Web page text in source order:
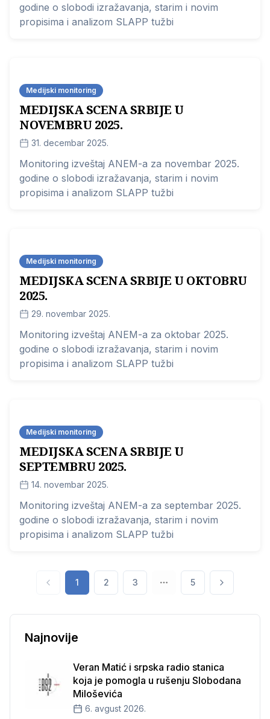
godine o slobodi izražavanja, starim i novim
propisima i analizom SLAPP tužbi
Medijski monitoring
MEDIJSKA SCENA SRBIJE U
NOVEMBRU 2025.
31. decembar 2025.
Monitoring izveštaj ANEM-a za novembar 2025.
godine o slobodi izražavanja, starim i novim
propisima i analizom SLAPP tužbi
Medijski monitoring
MEDIJSKA SCENA SRBIJE U OKTOBRU
2025.
29. novembar 2025.
Monitoring izveštaj ANEM-a za oktobar 2025.
godine o slobodi izražavanja, starim i novim
propisima i analizom SLAPP tužbi
Medijski monitoring
MEDIJSKA SCENA SRBIJE U
SEPTEMBRU 2025.
14. novembar 2025.
Monitoring izveštaj ANEM-a za septembar 2025.
godine o slobodi izražavanja, starim i novim
propisima i analizom SLAPP tužbi
1 2 3 5
Najnovije
Veran Matić i srpska radio stanica
koja je pomogla u rušenju Slobodana
Miloševića
6. avgust 2026.